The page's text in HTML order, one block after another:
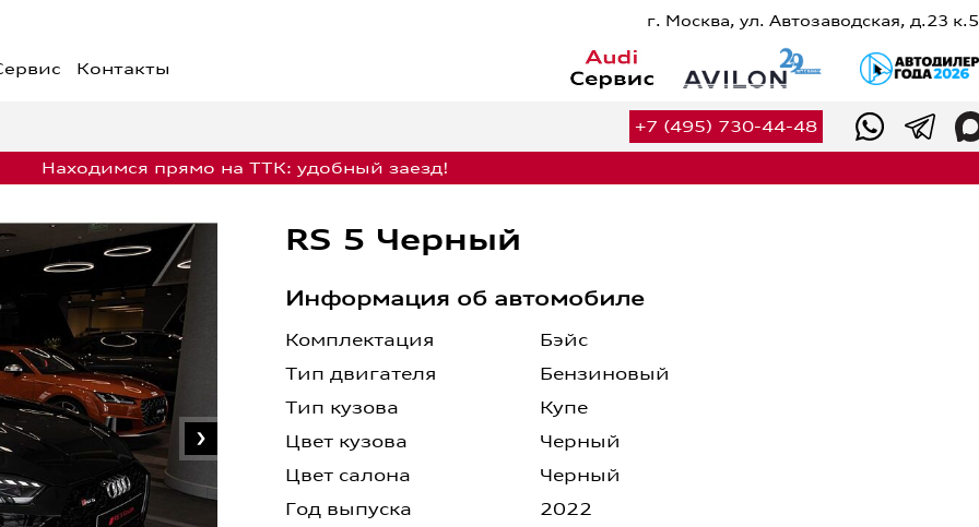
г. Москва, ул. Автозаводская, д.23 к.5
Контакты
недели
на
Страхование
Обмен
Сервис
Оригинальные запчасти
Оригинальные аксессуары
Калькулятор сервисных услуг
Запись на сервис
+7 (495) 730-44-48
Находимся прямо на ТТК: удобный заезд!
RS 5 Черный
Информация об автомобиле
Комплектация
Бэйс
Тип двигателя
Бензиновый
Тип кузова
Купе
Цвет кузова
Черный
Цвет салона
Черный
Год выпуска
2022